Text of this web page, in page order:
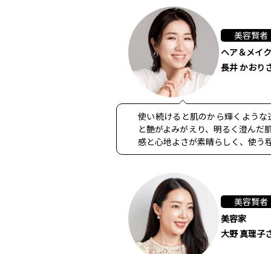
美容賢者
ヘア＆メイ
長井 かおり
使い続けると肌のから輝くよう
と艶がよみがえり、明るく澄んだ
感と心地よさが素晴らしく、使う
美容賢者
美容家
大野 真理子